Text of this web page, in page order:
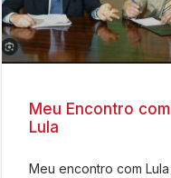
Meu Encontro com
Lula
Meu encontro com Lula